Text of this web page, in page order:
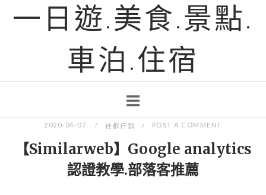
一日遊.美食.景點.
車泊.住宿
2020-04-07 社群行銷 POST A COMMENT
【Similarweb】Google analytics
認證教學.部落客推薦